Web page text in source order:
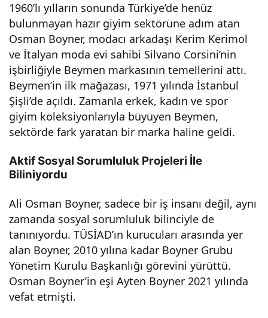
1960’lı yılların sonunda Türkiye’de henüz
bulunmayan hazır giyim sektörüne adım atan
Osman Boyner, modacı arkadaşı Kerim Kerimol
ve İtalyan moda evi sahibi Silvano Corsini’nin
işbirliğiyle Beymen markasının temellerini attı.
Beymen’in ilk mağazası, 1971 yılında İstanbul
Şişli’de açıldı. Zamanla erkek, kadın ve spor
giyim koleksiyonlarıyla büyüyen Beymen,
sektörde fark yaratan bir marka haline geldi.
Aktif Sosyal Sorumluluk Projeleri İle
Biliniyordu
Ali Osman Boyner, sadece bir iş insanı değil, aynı
zamanda sosyal sorumluluk bilinciyle de
tanınıyordu. TÜSİAD’ın kurucuları arasında yer
alan Boyner, 2010 yılına kadar Boyner Grubu
Yönetim Kurulu Başkanlığı görevini yürüttü.
Osman Boyner’in eşi Ayten Boyner 2021 yılında
vefat etmişti.
an
acı
hab
er